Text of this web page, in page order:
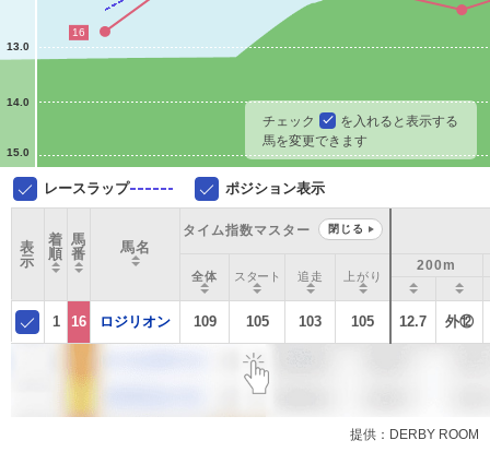
13.0
14.0
15.0
16
チェック
を入れると表示する
馬を変更できます
レースラップ ポジション表示
表
示
着
順
馬
番
馬名
タイム指数マスター 閉じる
全体 スタート 追走 上がり
200m
1 16 ロジリオン 109 105 103 105 12.7 外⑫
提供：DERBY ROOM